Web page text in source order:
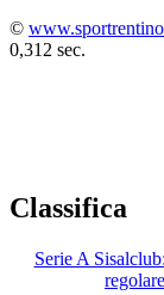
©
0,312 sec.
Classifica
Serie A
regolare